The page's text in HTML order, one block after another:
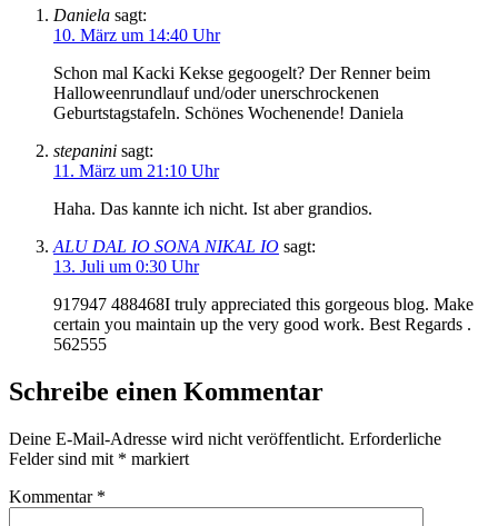
Daniela sagt:
10. März um 14:40 Uhr
Schon mal Kacki Kekse gegoogelt? Der Renner beim
Halloweenrundlauf und/oder unerschrockenen
Geburtstagstafeln. Schönes Wochenende! Daniela
stepanini sagt:
11. März um 21:10 Uhr
Haha. Das kannte ich nicht. Ist aber grandios.
ALU DAL IO SONA NIKAL IO sagt:
13. Juli um 0:30 Uhr
917947 488468I truly appreciated this gorgeous blog. Make
certain you maintain up the very good work. Best Regards .
562555
Schreibe einen Kommentar
Deine E-Mail-Adresse wird nicht veröffentlicht. Erforderliche
Felder sind mit * markiert
Kommentar *